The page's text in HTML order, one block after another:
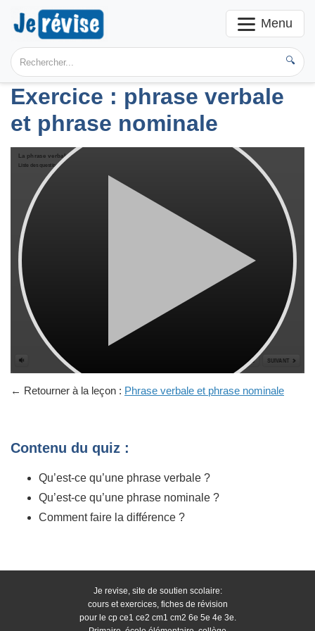
Menu
🔍
Exercice : phrase verbale
et phrase nominale
← Retourner à la leçon : Phrase verbale et phrase nominale
Contenu du quiz :
Qu’est-ce qu’une phrase verbale ?
Qu’est-ce qu’une phrase nominale ?
Comment faire la différence ?
Je revise, site de soutien scolaire:
cours et exercices, fiches de révision
pour le cp ce1 ce2 cm1 cm2 6e 5e 4e 3e.